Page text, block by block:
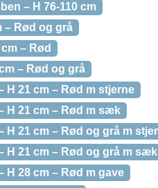
– H 76-110 cm
– Rød og grå
– Rød
– Rød og grå
H 21 cm – Rød m stjerne
H 21 cm – Rød m sæk
H 21 cm – Rød og grå m
H 21 cm – Rød og grå m sæk
H 28 cm – Rød m gave